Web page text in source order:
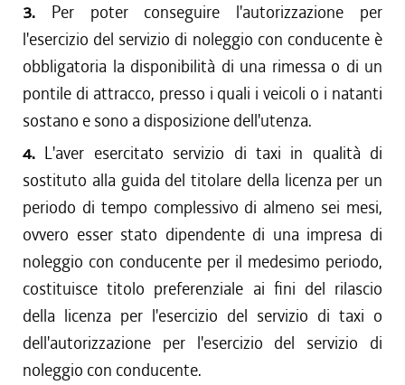
3. Per poter conseguire l'autorizzazione per
l'esercizio del servizio di noleggio con conducente è
obbligatoria la disponibilità di una rimessa o di un
pontile di attracco, presso i quali i veicoli o i natanti
sostano e sono a disposizione dell'utenza.
4. L'aver esercitato servizio di taxi in qualità di
sostituto alla guida del titolare della licenza per un
periodo di tempo complessivo di almeno sei mesi,
ovvero esser stato dipendente di una impresa di
noleggio con conducente per il medesimo periodo,
costituisce titolo preferenziale ai fini del rilascio
della licenza per l'esercizio del servizio di taxi o
dell'autorizzazione per l'esercizio del servizio di
noleggio con conducente.